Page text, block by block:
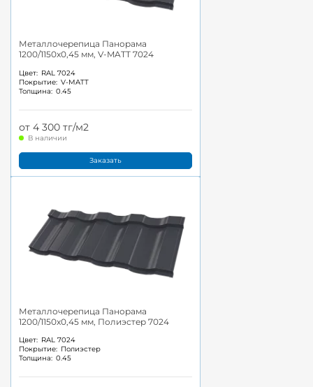
Металлочерепица Панорама
1200/1150x0,45 мм, V-MATT 7024
Цвет: RAL 7024
Покрытие: V-MATT
Толщина: 0.45
от 4 300 тг/м2
В наличии
Заказать
Металлочерепица Панорама
1200/1150x0,45 мм, Полиэстер 7024
Цвет: RAL 7024
Покрытие: Полиэстер
Толщина: 0.45